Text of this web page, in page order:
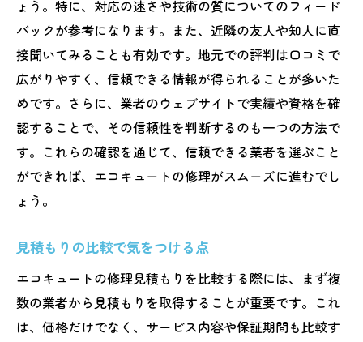
故障を未然に防ぐチェックポイント
簡単にできるセルフメンテナンス
プロが使う最新の修理技術
修理時に心がけるべき安全対策
予防策としての定期点検の重要性
知っておくべきエコキュートの基礎知識
エコキュート修理でよくある質問とその解決策
電源が入らない場合の原因と対処法
水温が安定しない場合の解決策
定期メンテナンスの頻度と内容
ょう。特に、対応の速さや技術の質についてのフィード
バックが参考になります。また、近隣の友人や知人に直
接聞いてみることも有効です。地元での評判は口コミで
広がりやすく、信頼できる情報が得られることが多いた
めです。さらに、業者のウェブサイトで実績や資格を確
認することで、その信頼性を判断するのも一つの方法で
す。これらの確認を通じて、信頼できる業者を選ぶこと
ができれば、エコキュートの修理がスムーズに進むでし
ょう。
見積もりの比較で気をつける点
エコキュートの修理見積もりを比較する際には、まず複
数の業者から見積もりを取得することが重要です。これ
は、価格だけでなく、サービス内容や保証期間も比較す